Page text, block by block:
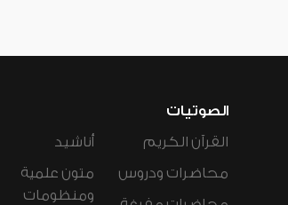
الصوتيات
القرآن الكريم
محاضرات ودروس
أناشيد
متون علمية
ومنظومات